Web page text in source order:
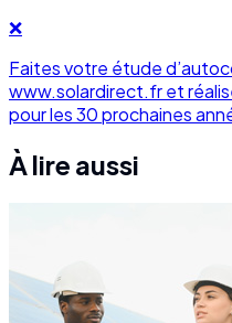
❌
Faites votre étude
www.solardirect.fr et
pour les 30 prochaines
À lire aussi